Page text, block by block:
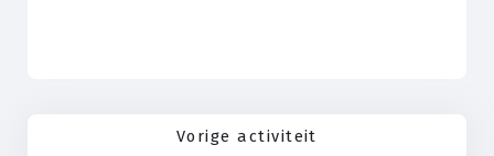
Vorige activiteit